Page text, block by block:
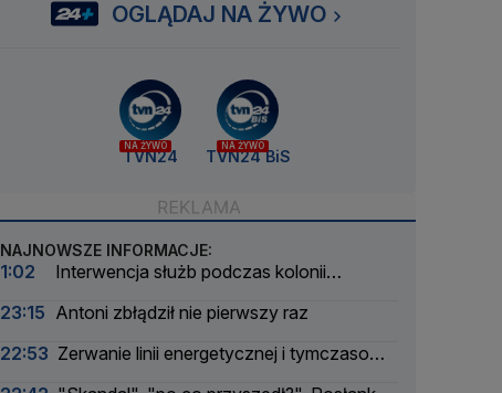
OGLĄDAJ NA ŻYWO
NA ŻYWO
TVN24
NA ŻYWO
TVN24 BiS
NAJNOWSZE INFORMACJE:
1:02
Interwencja służb podczas kolonii
23:15 Antoni zbłądził nie pierwszy raz
22:53 Zerwanie linii energetycznej i tymczasowa